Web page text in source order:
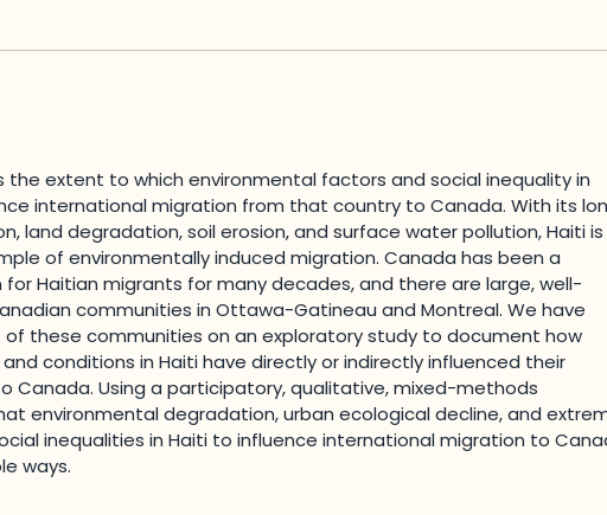
the extent to which environmental factors and social inequality in
international migration from that country to Canada. With its
land degradation, soil erosion, and surface water pollution, Haiti is
of environmentally induced migration. Canada has been a
Haitian migrants for many decades, and there are large, well-
communities in Ottawa-Gatineau and Montreal. We have
of these communities on an exploratory study to document how
conditions in Haiti have directly or indirectly influenced their
Canada. Using a participatory, qualitative, mixed-methods
environmental degradation, urban ecological decline, and
inequalities in Haiti to influence international migration to
ways.